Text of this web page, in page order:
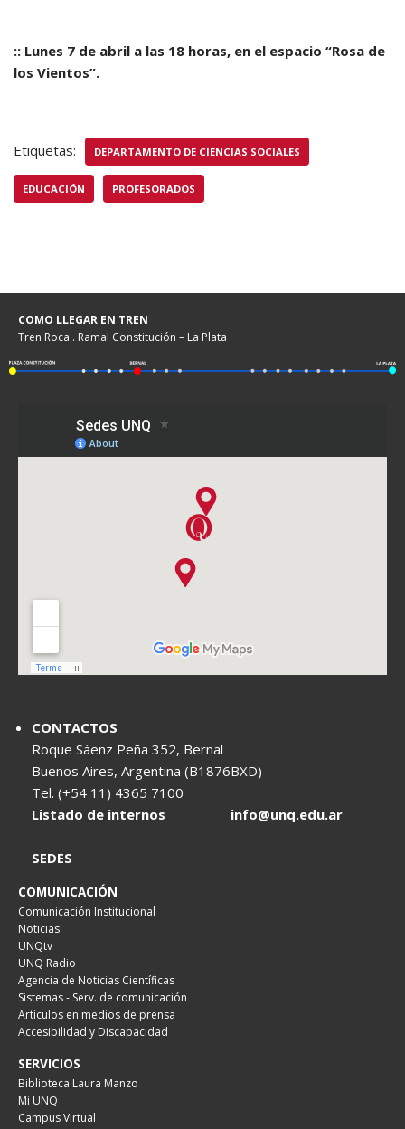
:: Lunes 7 de abril a las 18 horas, en el espacio “Rosa de
los Vientos”.
Etiquetas: DEPARTAMENTO DE CIENCIAS SOCIALES
EDUCACIÓN PROFESORADOS
COMO LLEGAR EN TREN
Tren Roca . Ramal Constitución – La Plata
CONTACTOS
Roque Sáenz Peña 352, Bernal
Buenos Aires, Argentina (B1876BXD)
Tel. (+54 11) 4365 7100
Listado de internos
info@unq.edu.ar
SEDES
COMUNICACIÓN
Comunicación Institucional
Noticias
UNQtv
UNQ Radio
Agencia de Noticias Científicas
Sistemas - Serv. de comunicación
Artículos en medios de prensa
Accesibilidad y Discapacidad
SERVICIOS
Biblioteca Laura Manzo
Mi UNQ
Campus Virtual